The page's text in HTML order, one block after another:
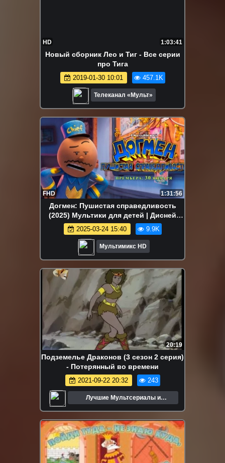
HD 1:03:41
Новый сборник Лео и Тиг - Все серии
про Тига
2019-01-30 10:01 457.1K
Телеканал «Мульт»
FHD 1:31:56
Догмен: Пушистая справедливость
(2025) Мультики для детей | Дисней
Disney | Сериалы Netflix
2025-03-24 15:40 9.9K
Мультимикс HD
20:19
Подземелье Драконов (3 сезон 2 серия)
- Потерянный во времени
2021-09-22 20:32 243
Лучшие Мультсериалы и
Мультфильмы